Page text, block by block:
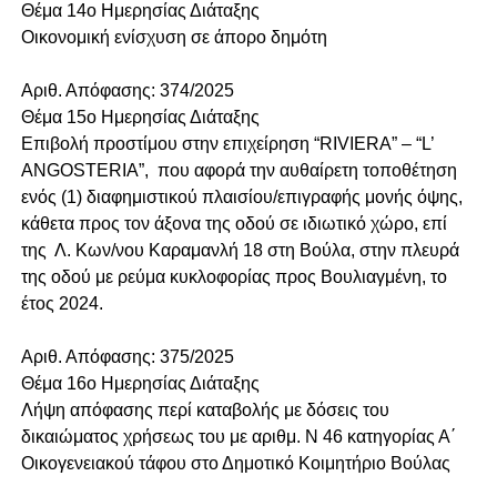
Θέμα 14o Ημερησίας Διάταξης
Οικονομική ενίσχυση σε άπορο δημότη
Αριθ. Απόφασης: 374/2025
Θέμα 15o Ημερησίας Διάταξης
Επιβολή προστίμου στην επιχείρηση “RIVIERA” – “L’
ANGOSTERIA”, που αφορά την αυθαίρετη τοποθέτηση
ενός (1) διαφημιστικού πλαισίου/επιγραφής μονής όψης,
κάθετα προς τον άξονα της οδού σε ιδιωτικό χώρο, επί
της Λ. Κων/νου Καραμανλή 18 στη Βούλα, στην πλευρά
της οδού με ρεύμα κυκλοφορίας προς Βουλιαγμένη, το
έτος 2024.
Αριθ. Απόφασης: 375/2025
Θέμα 16o Ημερησίας Διάταξης
Λήψη απόφασης περί καταβολής με δόσεις του
δικαιώματος χρήσεως του με αριθμ. Ν 46 κατηγορίας Α΄
Οικογενειακού τάφου στο Δημοτικό Κοιμητήριο Βούλας